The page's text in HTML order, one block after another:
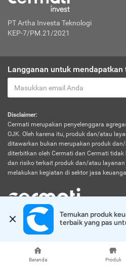
Beranda Produk
PT Artha Investa Teknologi
KEP-7/PM.21/2021
Langganan untuk mendapatkan
Disclaimer:
Cermati merupakan penyelenggara
OJK. Oleh karena itu, produk dan/atau
ditawarkan bukan merupakan produk
diterbitkan oleh Cermati dan Cermati
dan risiko terkait produk dan/atau
melakukan kegiatan di sektor jasa
© 2026 Cermati. All Rights Reserved.
Temukan produk
terbaik yang pas